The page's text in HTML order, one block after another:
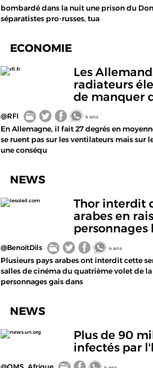
bombardé dans la nuit une prison du
séparatistes pro-russes, tua
ECONOMIE
rfi.fr
Les
radiateurs
de manquer
@RFI 4 ans
En Allemagne, il fait 27 degrés en
se ruent pas sur les ventilateurs mais sur
une conséqu
NEWS
lesoleil.com
Thor interdit
arabes en
personnages
@BenoitDils 4 ans
Plusieurs pays arabes ont interdit cette
salles de cinéma du quatrième volet de la
personnages gais dans
NEWS
news.un.org
Plus de 90
infectés par